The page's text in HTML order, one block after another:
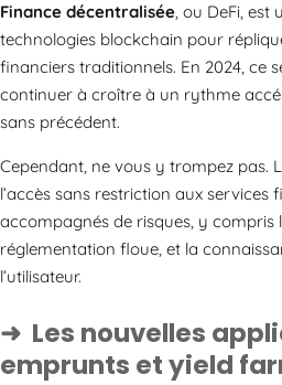
Finance décentralisée, ou DeFi, est
technologies blockchain pour
financiers traditionnels. En 2024, ce
continuer à croître à un rythme
sans précédent.
Cependant, ne vous y trompez pas.
l’accès sans restriction aux services
accompagnés de risques, y compris
réglementation floue, et la
l’utilisateur.
Les nouvelles
emprunts et yield